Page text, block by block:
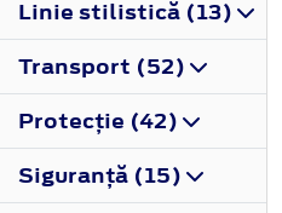
Linie stilistică (13)
Transport (52)
Protecţie (42)
Siguranţă (15)